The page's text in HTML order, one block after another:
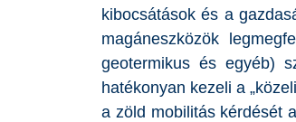
kibocsátások és a
magáneszközök
geotermikus és egyéb)
hatékonyan kezeli a
a zöld mobilitás kérdését